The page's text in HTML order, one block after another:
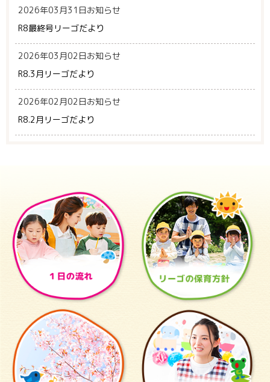
2026年03月31日お知らせ
R8最終号リーゴだより
2026年03月02日お知らせ
R8.3月リーゴだより
2026年02月02日お知らせ
R8.2月リーゴだより